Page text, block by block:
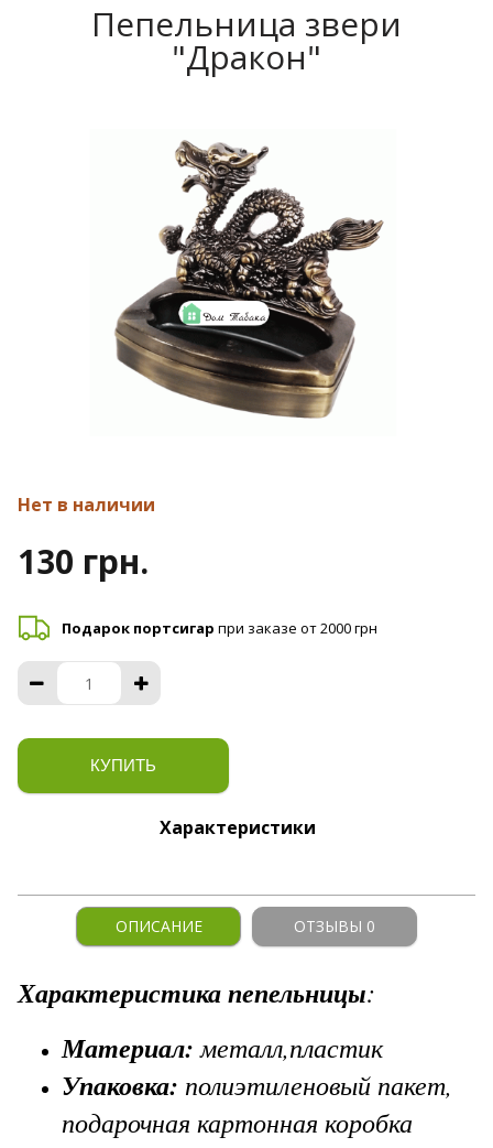
Пепельница звери
"Дракон"
Нет в наличии
130 грн.
Подарок портсигар при заказе от 2000 грн
КУПИТЬ
Характеристики
ОПИСАНИЕ ОТЗЫВЫ 0
Характеристика пепельницы:
Материал:металл,пластик
Упаковка: полиэтиленовый пакет,
подарочная картонная коробка